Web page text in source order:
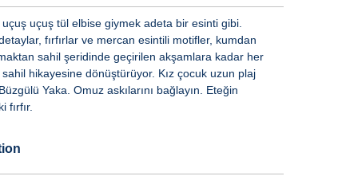
uçuş tül elbise giymek adeta bir esinti gibi.
fırfırlar ve mercan esintili motifler, kumdan
sahil şeridinde geçirilen akşamlara kadar her
sahil hikayesine dönüştürüyor. Kız çocuk uzun plaj
Yaka. Omuz askılarını bağlayın. Eteğin
fırfır.